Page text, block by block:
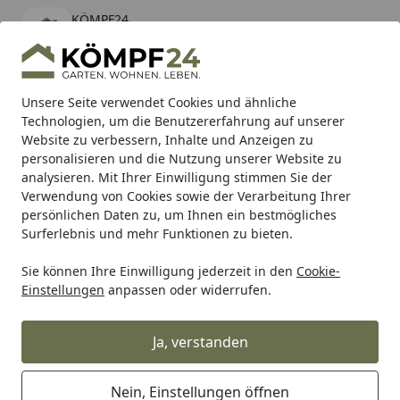
Unsere Seite verwendet Cookies und ähnliche
Technologien, um die Benutzererfahrung auf unserer
Website zu verbessern, Inhalte und Anzeigen zu
personalisieren und die Nutzung unserer Website zu
analysieren. Mit Ihrer Einwilligung stimmen Sie der
Verwendung von Cookies sowie der Verarbeitung Ihrer
persönlichen Daten zu, um Ihnen ein bestmögliches
Surferlebnis und mehr Funktionen zu bieten.
Sie können Ihre Einwilligung jederzeit in den Cookie-
Einstellungen anpassen oder widerrufen.
Ja, verstanden
Nein, Einstellungen öffnen
KÖMPF24
kostenlos - Im App Store
Hotline
Alle Produkte
Mein Konto
Suchen
Karibu Pools inkl. gratis Sandfilteranlage & Pool-
Starterset (Gesamtwert bis 468,99€)
Startseite
SBS Bremsbeläge Scooter SBS Scooterbelag 116HF
SBS Scooterbelag 116HF Street